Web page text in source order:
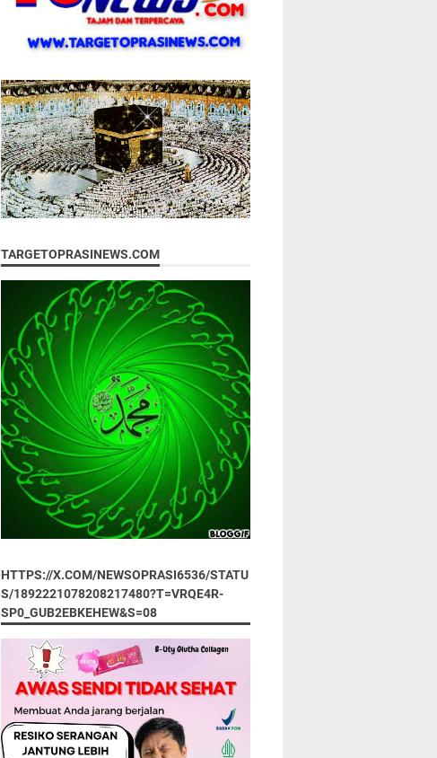
TARGETOPRASINEWS.COM
HTTPS://X.COM/NEWSOPRASI6536/STATU
S/1892221078208217480?T=VRQE4R-
SP0_GUB2EBKEHEW&S=08